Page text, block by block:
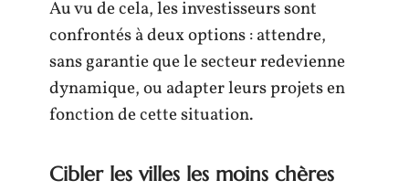
Au vu de cela, les investisseurs sont
confrontés à deux options : attendre,
sans garantie que le secteur redevienne
dynamique, ou adapter leurs projets en
fonction de cette situation.
Cibler les villes les moins chères